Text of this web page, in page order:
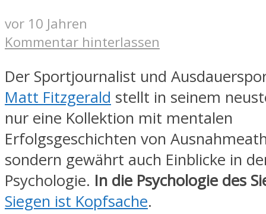
vor 10 Jahren
Kommentar hinterlassen
Der Sportjournalist und
Matt Fitzgerald stellt in seinem
nur eine Kollektion mit mentalen
Erfolgsgeschichten von
sondern gewährt auch Einblicke in
Psychologie. In die Psychologie des
Siegen ist Kopfsache.